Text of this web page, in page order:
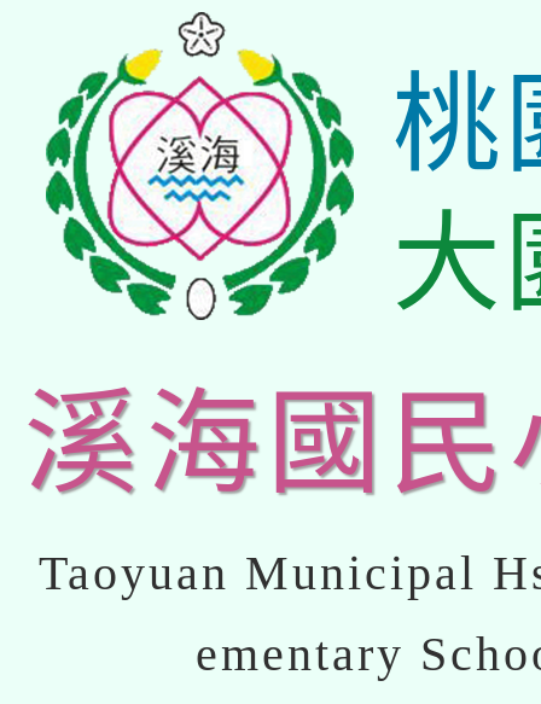
桃
大
溪海國民
Taoyuan Municipal
ementary